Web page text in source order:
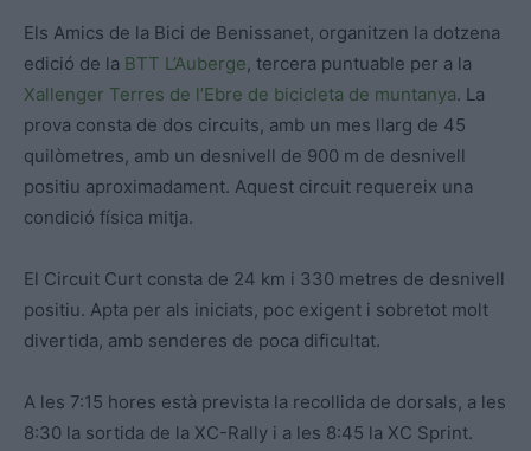
Els Amics de la Bici de Benissanet, organitzen la dotzena
edició de la BTT L’Auberge, tercera puntuable per a la
Xallenger Terres de l’Ebre de bicicleta de muntanya. La
prova consta de dos circuits, amb un mes llarg de 45
quilòmetres, amb un desnivell de 900 m de desnivell
positiu aproximadament. Aquest circuit requereix una
condició física mitja.
El Circuit Curt consta de 24 km i 330 metres de desnivell
positiu. Apta per als iniciats, poc exigent i sobretot molt
divertida, amb senderes de poca dificultat.
A les 7:15 hores està prevista la recollida de dorsals, a les
8:30 la sortida de la XC-Rally i a les 8:45 la XC Sprint.